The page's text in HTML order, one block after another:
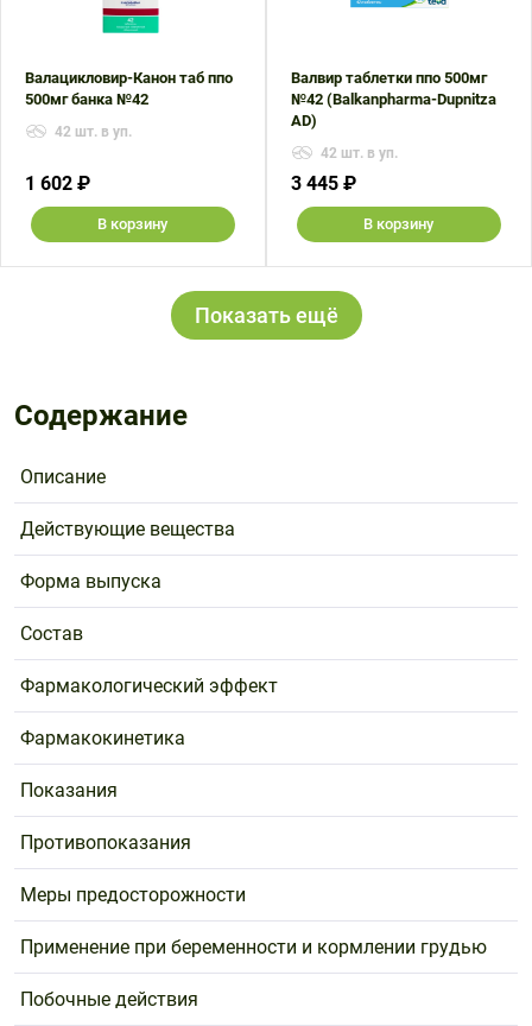
Валацикловир-Канон таб ппо
500мг банка №42
42 шт. в уп.
1 602 ₽
В корзину
Валвир таблетки ппо 500мг
№42 (Balkanpharma-Dupnitza
AD)
42 шт. в уп.
3 445 ₽
В корзину
Показать ещё
Содержание
Описание
Действующие вещества
Форма выпуска
Состав
Фармакологический эффект
Фармакокинетика
Показания
Противопоказания
Меры предосторожности
Применение при беременности и кормлении грудью
Побочные действия